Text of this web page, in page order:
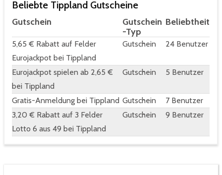
Beliebte Tippland Gutscheine
Gutschein
Gutschein
-Typ
Beliebtheit
5,65 € Rabatt auf Felder
Eurojackpot bei Tippland
Gutschein 24 Benutzer
Eurojackpot spielen ab 2,65 €
bei Tippland
Gutschein 5 Benutzer
Gratis-Anmeldung bei Tippland Gutschein
7 Benutzer
3,20 € Rabatt auf 3 Felder
Lotto 6 aus 49 bei Tippland
Gutschein 9 Benutzer